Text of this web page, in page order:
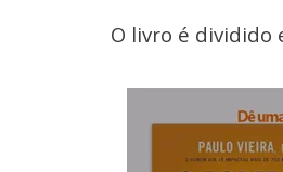
O livro é dividido